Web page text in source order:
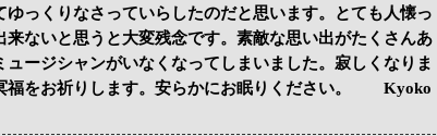
ゆっくりなさっていらしたのだと思います。とても人懐っ
来ないと思うと大変残念です。素敵な思い出がたくさんあ
ュージシャンがいなくなってしまいました。寂しくなりま
福をお祈りします。安らかにお眠りください。 Kyoko